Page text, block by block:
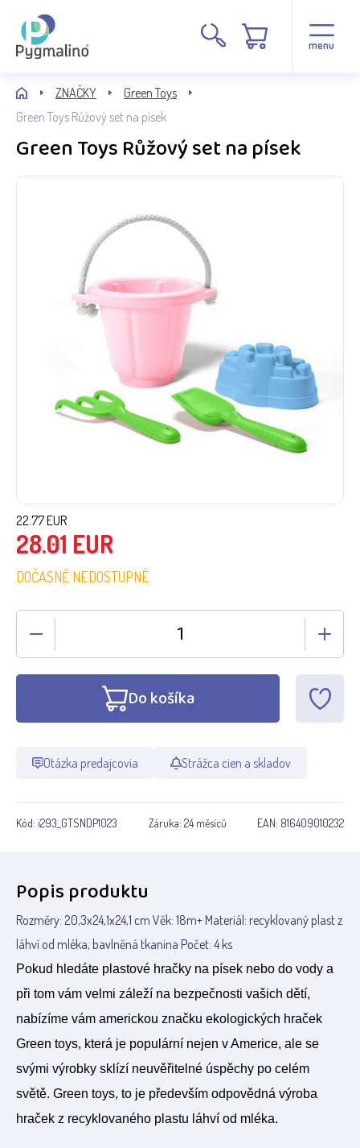
menu
ZNAČKY
Green Toys
Green Toys Růžový set na písek
Green Toys Růžový set na písek
22.77EUR
28.01 EUR
DOČASNĚ NEDOSTUPNÉ
Do košíka
Otázka predajcovia Strážca cien a skladov
Kód: i293_GTSNDP1023 Záruka: 24 měsíců EAN: 816409010232
Popis produktu
Rozměry: 20,3x24,1x24,1 cm Věk: 18m+ Materiál: recyklovaný plast z
láhví od mléka, bavlněná tkanina Počet: 4 ks
Pokud hledáte plastové hračky na písek nebo do vody a
při tom vám velmi záleží na bezpečnosti vašich dětí,
nabízíme vám americkou značku ekologických hraček
Green toys, která je populární nejen v Americe, ale se
svými výrobky sklízí neuvěřitelné úspěchy po celém
světě. Green toys, to je především odpovědná výroba
hraček z recyklovaného plastu láhví od mléka.